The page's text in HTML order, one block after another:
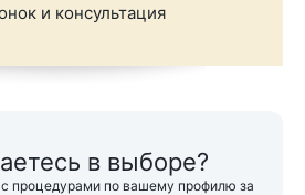
и консультация
в выборе?
процедурами по вашему профилю за